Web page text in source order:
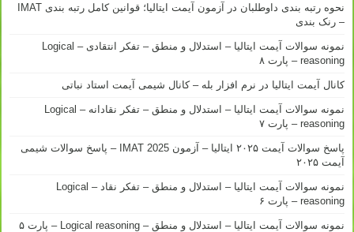
نحوه رتبه بندی داوطلبان در آزمون آیمت ایتالیا؛ قوانین کامل رتبه بندی IMAT
– رنک بندی
نمونه سوالات آیمت ایتالیا – استدلال و منطق – تفکر انتقادی – Logical
reasoning – پارت ۸
کانال آیمت ایتالیا در نرم افزار بله – کانال شیمی آیمت استاد نباتی
نمونه سوالات آیمت ایتالیا – استدلال و منطق – تفکر نقادانه – Logical
reasoning – پارت ۷
پاسخ سوالات آیمت ۲۰۲۵ ایتالیا – آزمون IMAT 2025 – پاسخ سوالات شیمی
آیمت ۲۰۲۵
نمونه سوالات آیمت ایتالیا – استدلال و منطق – تفکر نقاد – Logical
reasoning – پارت ۶
نمونه سوالات آیمت ایتالیا – استدلال و منطق – Logical reasoning – پارت ۵